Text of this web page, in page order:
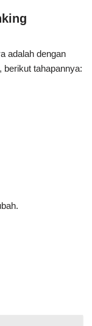
adalah dengan
berikut tahapannya: